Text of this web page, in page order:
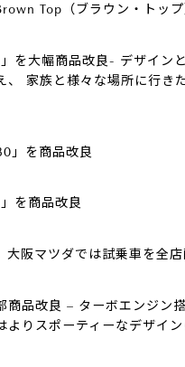
Top（ブラウン・トッ
を大幅商品改良- デザイン
、 家族と様々な場所に行き
」を商品改良
を商品改良
阪マツダでは試乗車を全店
商品改良 – ターボエンジン
よりスポーティーなデザイ